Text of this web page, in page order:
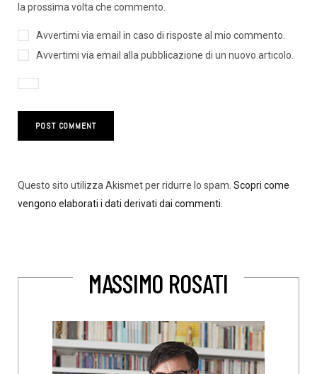
la prossima volta che commento.
Avvertimi via email in caso di risposte al mio commento.
Avvertimi via email alla pubblicazione di un nuovo articolo.
Questo sito utilizza Akismet per ridurre lo spam. Scopri come
vengono elaborati i dati derivati dai commenti
MASSIMO ROSATI